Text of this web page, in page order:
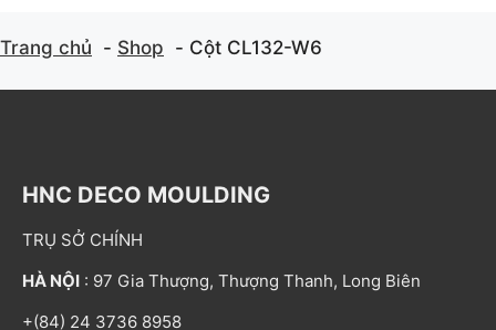
Trang chủ Shop Cột CL132-W6
HNC DECO MOULDING
TRỤ SỞ CHÍNH
HÀ NỘI : 97 Gia Thượng, Thượng Thanh, Long Biên
+(84) 24 3736 8958